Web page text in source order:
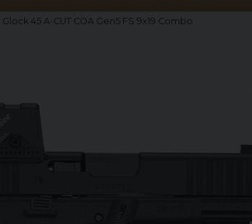
Glock 45 A-CUT COA Gen5 FS 9x19 Combo